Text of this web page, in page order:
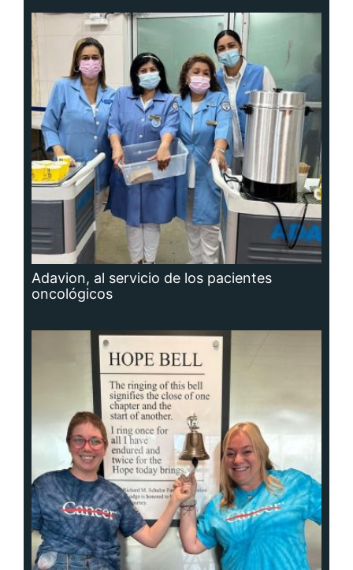
Adavion, al servicio de los pacientes
oncológicos